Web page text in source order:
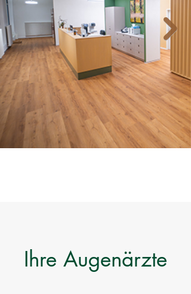
Ihre Augenärzte